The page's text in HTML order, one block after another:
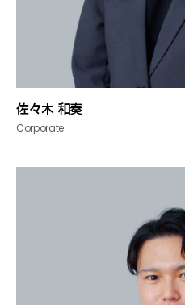
佐々木 和奏
Corporate